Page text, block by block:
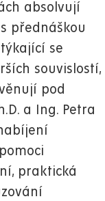
absolvují
přednáškou
týkající se
souvislostí,
pod
a Ing. Petra
praktická